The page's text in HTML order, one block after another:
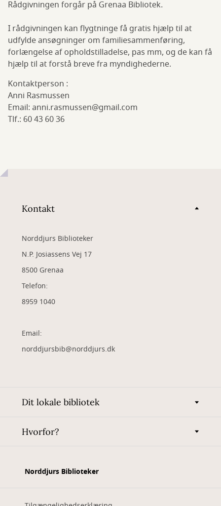
Rådgivningen forgår på Grenaa Bibliotek.
I rådgivningen kan flygtninge få gratis hjælp til at
udfylde ansøgninger om familiesammenføring,
forlængelse af opholdstilladelse, pas mm, og de kan få
hjælp til at forstå breve fra myndighederne.
Kontaktperson :
Anni Rasmussen
Email: anni.rasmussen@gmail.com
Tlf.: 60 43 60 36
Kontakt
Norddjurs Biblioteker
N.P. Josiassens Vej 17
8500 Grenaa
Telefon:
8959 1040
Email:
norddjursbib@norddjurs.dk
Dit lokale bibliotek
Hvorfor?
Norddjurs Biblioteker